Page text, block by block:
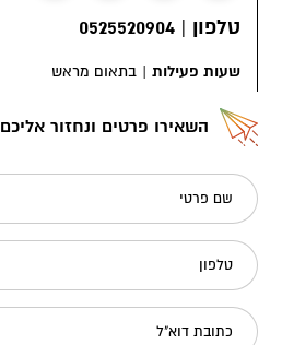
טלפון |
0525520904
שעות פעילות | בתאום מראש
השאירו פרטים ונחזור אליכם
שם פרטי
טלפון
כתובת דוא"ל